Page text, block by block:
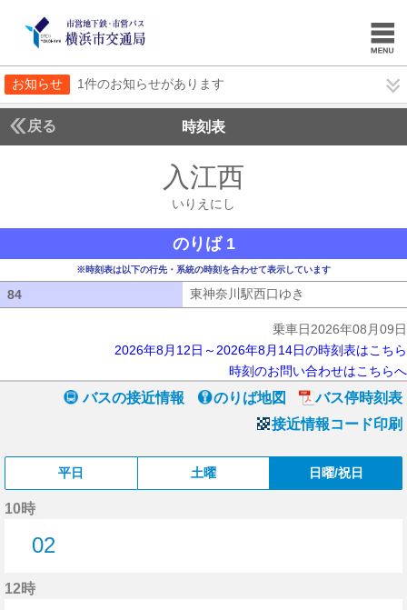
お知らせ 1件のお知らせがあります
戻る 時刻表
入江西
いりえにし
のりば 1
※時刻表は以下の行先・系統の時刻を合わせて表示しています
84 東神奈川駅西口ゆき
乗車日2026年08月09日
2026年8月12日～2026年8月14日の時刻表はこちら
時刻のお問い合わせはこちらへ
バスの接近情報 のりば地図
バス停時刻表
接近情報コード印刷
平日 土曜 日曜/祝日
10時
02
12時